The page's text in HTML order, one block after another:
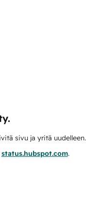
sivu ja yritä uudelleen.
status.hubspot.com.